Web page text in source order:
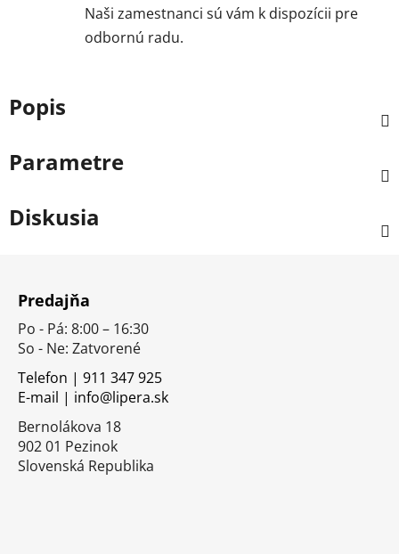
Naši zamestnanci sú vám k dispozícii pre
odbornú radu.
Popis
Parametre
Diskusia
Predajňa
Po - Pá: 8:00 – 16:30
So - Ne: Zatvorené
Telefon | 911 347 925
E-mail | info@lipera.sk
Bernolákova 18
902 01 Pezinok
Slovenská Republika